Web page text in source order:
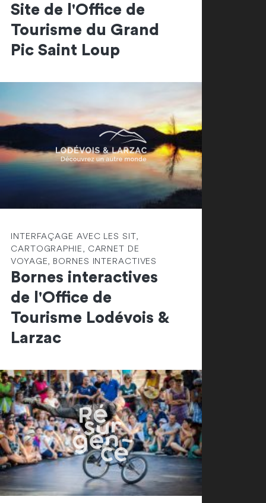
Site de l'Office de
Tourisme du Grand
Pic Saint Loup
INTERFAÇAGE AVEC LES SIT,
CARTOGRAPHIE, CARNET DE
VOYAGE, BORNES INTERACTIVES
Bornes interactives
de l'Office de
Tourisme Lodévois &
Larzac